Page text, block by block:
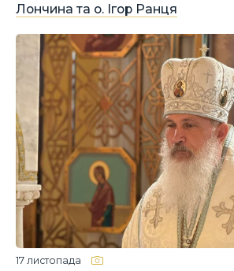
Лончина та о. Ігор Ранця
17 листопада